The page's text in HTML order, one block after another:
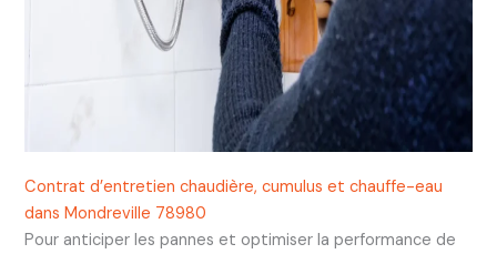
Contrat d’entretien chaudière, cumulus et chauffe-eau
dans Mondreville 78980
Pour anticiper les pannes et optimiser la performance de